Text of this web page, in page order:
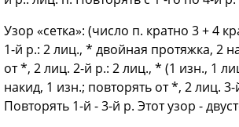
Узор «сетка»: (число п. кратно 3 + 4
1-й р.: 2 лиц., * двойная протяжка, 2
от *, 2 лиц. 2-й р.: 2 лиц., * (1 изн., 1
накид, 1 изн.; повторять от *, 2 лиц.
Повторять 1-й - 3-й р. Этот узор -